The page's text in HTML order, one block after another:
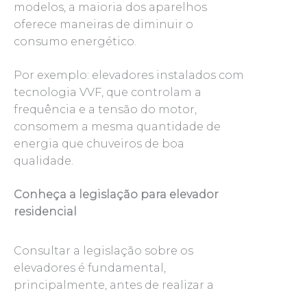
modelos, a maioria dos aparelhos
oferece maneiras de diminuir o
consumo energético.
Por exemplo: elevadores instalados com
tecnologia VVF, que controlam a
frequência e a tensão do motor,
consomem a mesma quantidade de
energia que chuveiros de boa
qualidade.
Conheça a legislação para elevador
residencial
Consultar a legislação sobre os
elevadores é fundamental,
principalmente, antes de realizar a